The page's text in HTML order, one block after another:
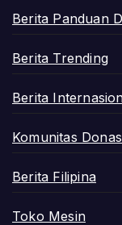
Berita Panduan
Berita Trending
Berita
Komunitas
Berita Filipina
Toko Mesin